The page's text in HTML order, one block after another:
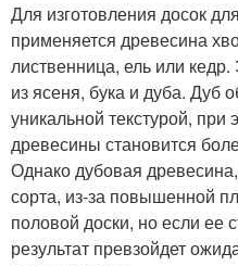
Для изготовления досок
применяется древесина
лиственница, ель или
из ясеня, бука и дуба. Дуб
уникальной текстурой,
древесины становится
Однако дубовая
сорта, из-за повышенной
половой доски, но если ее
результат превзойдет